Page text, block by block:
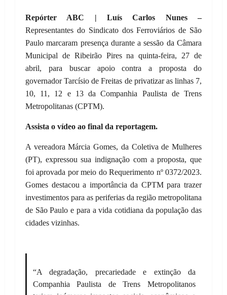
Repórter ABC | Luís Carlos Nunes –
Representantes do Sindicato dos Ferroviários de São
Paulo marcaram presença durante a sessão da Câmara
Municipal de Ribeirão Pires na quinta-feira, 27 de
abril, para buscar apoio contra a proposta do
governador Tarcísio de Freitas de privatizar as linhas 7,
10, 11, 12 e 13 da Companhia Paulista de Trens
Metropolitanas (CPTM).
Assista o vídeo ao final da reportagem.
A vereadora Márcia Gomes, da Coletiva de Mulheres
(PT), expressou sua indignação com a proposta, que
foi aprovada por meio do Requerimento nº 0372/2023.
Gomes destacou a importância da CPTM para trazer
investimentos para as periferias da região metropolitana
de São Paulo e para a vida cotidiana da população das
cidades vizinhas.
“A degradação, precariedade e extinção da
Companhia Paulista de Trens Metropolitanos